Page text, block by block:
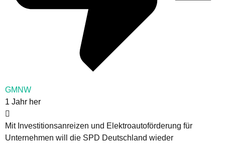
GMNW
1 Jahr her
Mit Investitionsanreizen und Elektroautoförderung für
Unternehmen will die SPD Deutschland wieder